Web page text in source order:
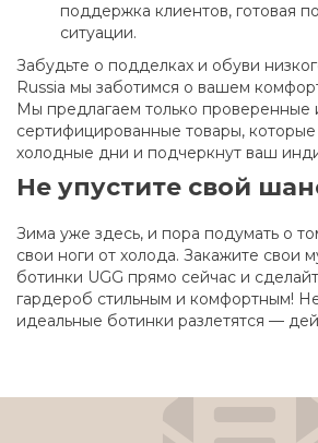
поддержка клиентов, готовая
ситуации.
Забудьте о подделках и обуви
Russia мы заботимся о вашем
Мы предлагаем только проверенные
сертифицированные товары, которые
холодные дни и подчеркнут ваш
Не упустите свой
Зима уже здесь, и пора подумать о
свои ноги от холода. Закажите свои
ботинки UGG прямо сейчас и
гардероб стильным и комфортным!
идеальные ботинки разлетятся —